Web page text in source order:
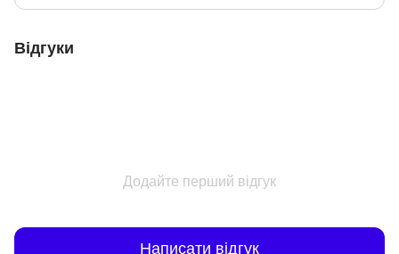
Відгуки
Додайте перший відгук
Написати відгук